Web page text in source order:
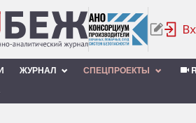
ЖУРНАЛ СПЕЦПРОЕКТЫ